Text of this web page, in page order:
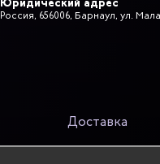
Россия, 656006, Барнаул, ул.
Доставка